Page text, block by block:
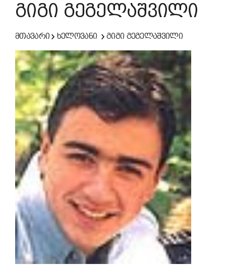
გიგი გეგელაშვილი
მთავარი ხელოვანი გიგი გეგელაშვილი